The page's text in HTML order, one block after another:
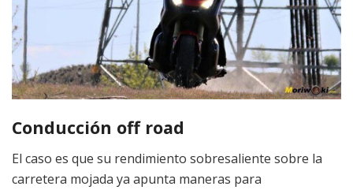
Conducción off road
El caso es que su rendimiento sobresaliente sobre la
carretera mojada ya apunta maneras para